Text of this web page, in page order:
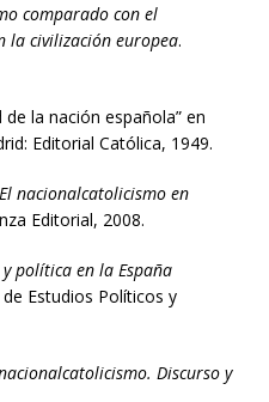
comparado con el
la civilización europea.
de la nación española” en
Editorial Católica, 1949.
nacionalcatolicismo en
Editorial, 2008.
y política en la España
Estudios Políticos y
Discurso y